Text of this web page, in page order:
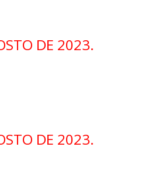
DE 2023.
DE 2023.